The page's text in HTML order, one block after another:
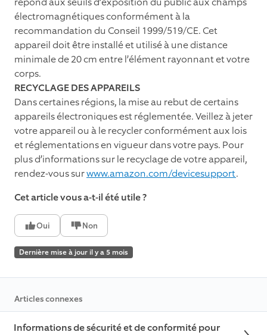
électromagnétiques conformément à la
recommandation du Conseil 1999/519/CE. Cet
appareil doit être installé et utilisé à une distance
minimale de 20 cm entre l’élément rayonnant et votre
corps.
RECYCLAGE DES APPAREILS
Dans certaines régions, la mise au rebut de certains
appareils électroniques est réglementée. Veillez à jeter
votre appareil ou à le recycler conformément aux lois
et réglementations en vigueur dans votre pays. Pour
plus d’informations sur le recyclage de votre appareil,
rendez-vous surwww.amazon.com/devicesupport.
Cet article vous a-t-il été utile ?
Oui Non
Dernière mise à jour il y a 5 mois
Articles connexes
Informations de sécurité et de conformité pour